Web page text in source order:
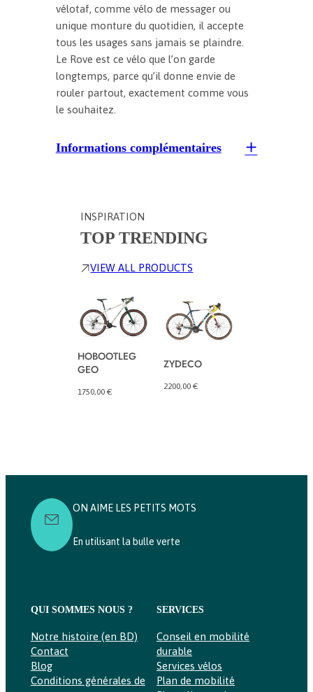
vélotaf, comme vélo de messager ou
unique monture du quotidien, il accepte
tous les usages sans jamais se plaindre.
Le Rove est ce vélo que l’on garde
longtemps, parce qu’il donne envie de
rouler partout, exactement comme vous
le souhaitez.
Informations complémentaires
INSPIRATION
TOP TRENDING
VIEW ALL PRODUCTS
HOBOOTLEG
GEO
1750,00€
ZYDECO
2200,00€
ON AIME LES PETITS MOTS
En utilisant la bulle verte
QUI SOMMES NOUS ?
Notre histoire (en BD)
Contact
Blog
Conditions générales de
SERVICES
Conseil en mobilité
durable
Services vélos
Plan de mobilité